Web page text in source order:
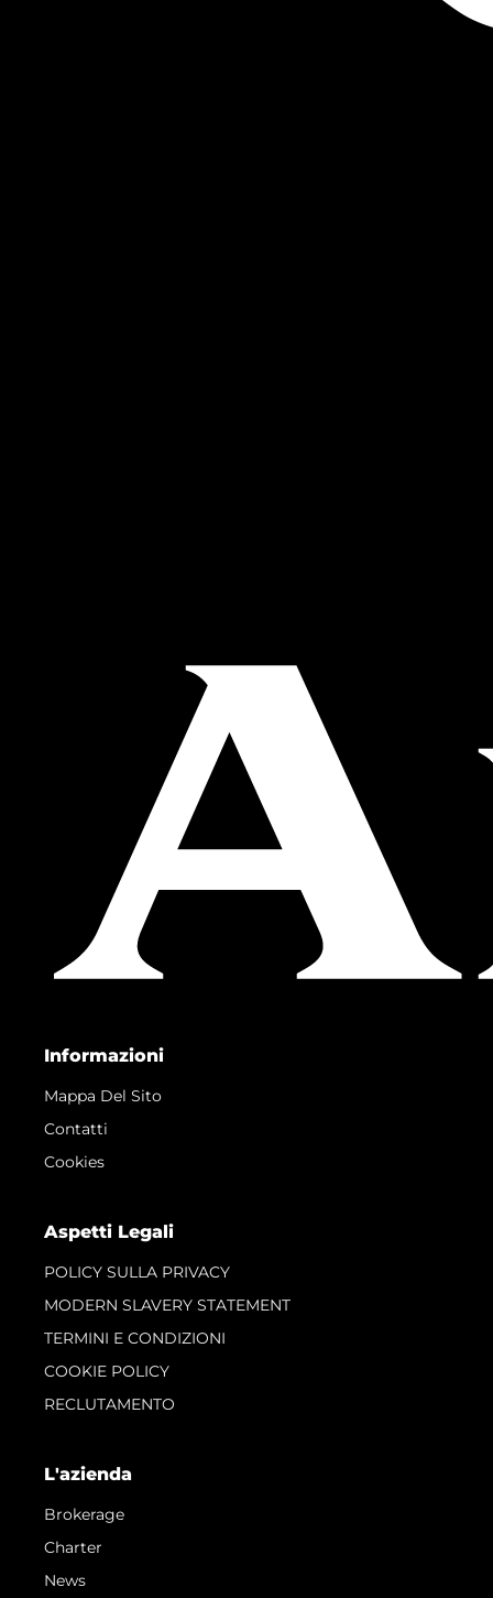
Informazioni
Mappa Del Sito
Contatti
Cookies
Aspetti Legali
POLICY SULLA PRIVACY
MODERN SLAVERY STATEMENT
TERMINI E CONDIZIONI
COOKIE POLICY
RECLUTAMENTO
L'azienda
Brokerage
Charter
News